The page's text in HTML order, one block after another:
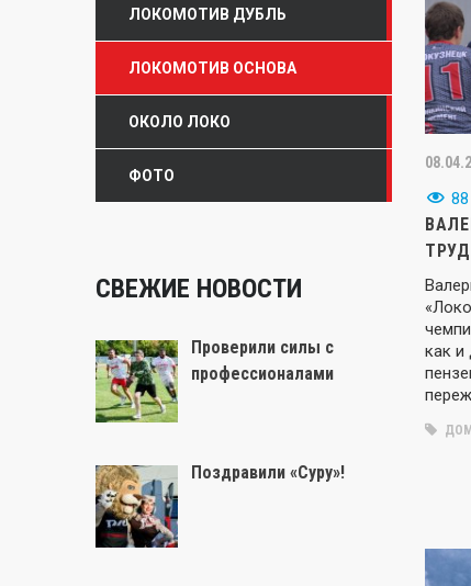
88
как и
ЛОКОМОТИВ ДУБЛЬ
ЛОКОМОТИВ ОСНОВА
ОКОЛО ЛОКО
ФОТО
СВЕЖИЕ НОВОСТИ
Проверили силы с
профессионалами
Поздравили «Суру»!